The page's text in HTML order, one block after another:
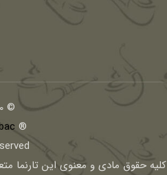
© 2010 – 2026
®
كليه حقوق مادی و معنوی اين تارنما